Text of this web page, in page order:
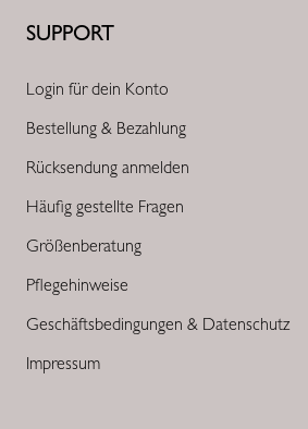
SUPPORT
Login für dein Konto
Bestellung & Bezahlung
Rücksendung anmelden
Häufig gestellte Fragen
Größenberatung
Pflegehinweise
Geschäftsbedingungen & Datenschutz
Impressum